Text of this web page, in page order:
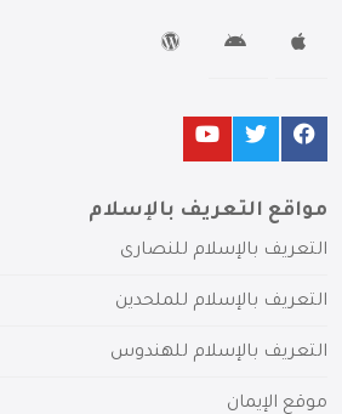
مواقع التعريف بالإسلام
التعريف بالإسلام للنصارى
التعريف بالإسلام للملحدين
التعريف بالإسلام للهندوس
موقع الإيمان